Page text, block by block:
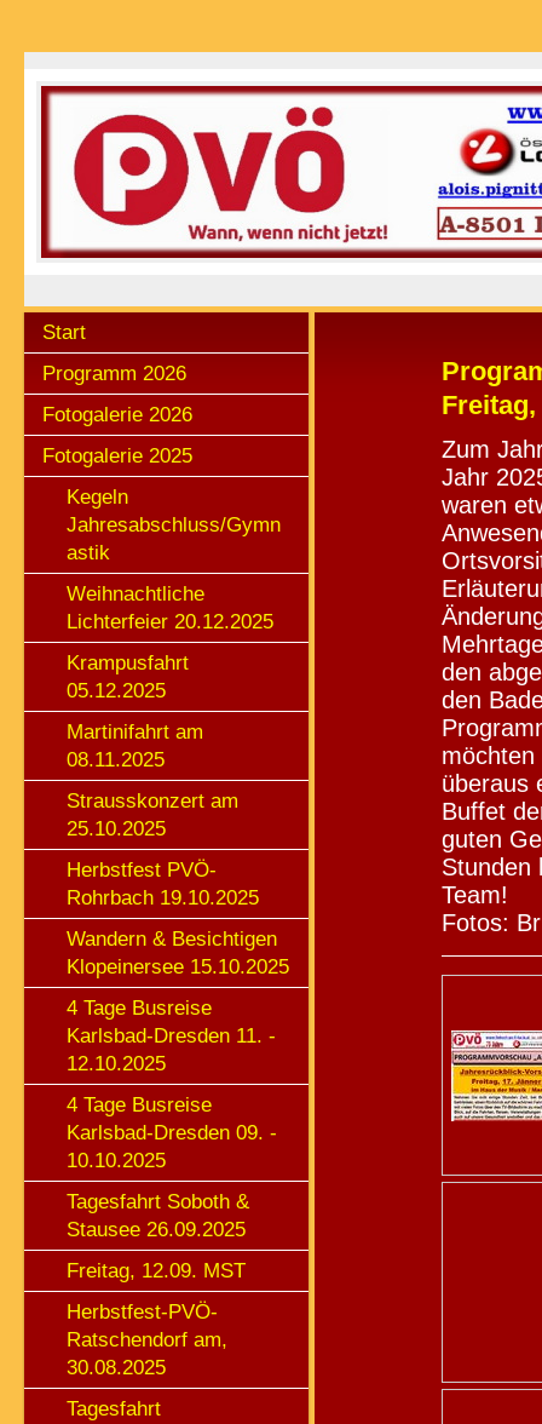
Start
Programm 2026
Fotogalerie 2026
Fotogalerie 2025
Kegeln
Jahresabschluss/Gymn
astik
Weihnachtliche
Lichterfeier 20.12.2025
Krampusfahrt
05.12.2025
Martinifahrt am
08.11.2025
Strausskonzert am
25.10.2025
Herbstfest PVÖ-
Rohrbach 19.10.2025
Wandern & Besichtigen
Klopeinersee 15.10.2025
4 Tage Busreise
Karlsbad-Dresden 11. -
12.10.2025
4 Tage Busreise
Karlsbad-Dresden 09. -
10.10.2025
Tagesfahrt Soboth &
Stausee 26.09.2025
Freitag, 12.09. MST
Herbstfest-PVÖ-
Ratschendorf am,
30.08.2025
Tagesfahrt
Freitag,
Zum
Jahr
waren
den
den
überaus
Buffet
guten
Stunden
Team!
Fotos: